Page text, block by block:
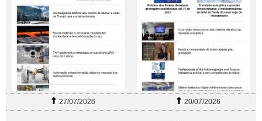
27/07/2026 20/07/2026